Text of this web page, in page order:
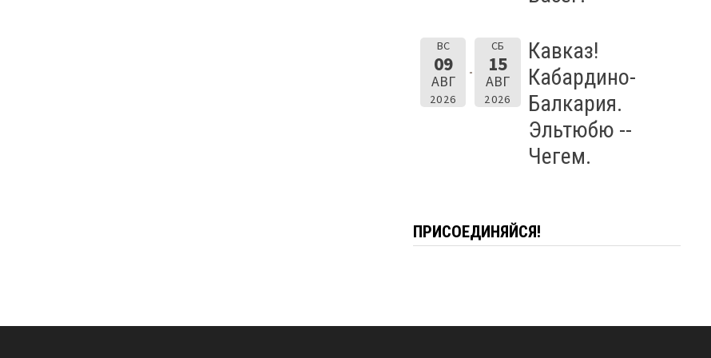
ВС
09
АВГ
2026
СБ
15
АВГ
2026
Кавказ!
Кабардино-
Балкария.
Эльтюбю --
Чегем.
ПРИСОЕДИНЯЙСЯ!